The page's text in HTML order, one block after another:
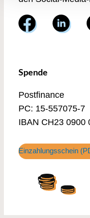
Spende
Postfinance
PC: 15-557075-7
IBAN CH23 0900
Einzahlungsschein